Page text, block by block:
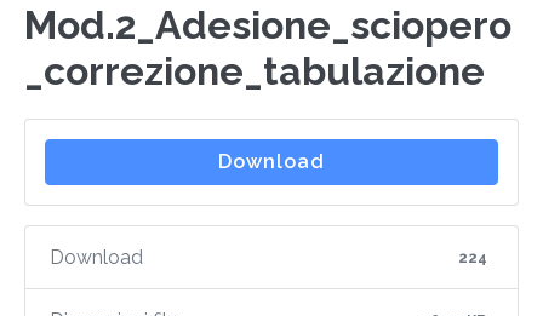
Mod.2_Adesione_sciopero
_correzione_tabulazione
Download
Download 224